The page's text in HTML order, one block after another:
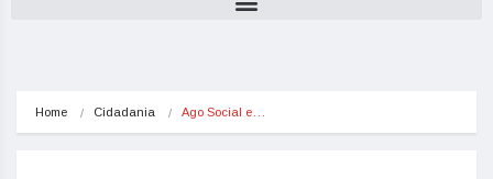
Home Cidadania Ago Social e…